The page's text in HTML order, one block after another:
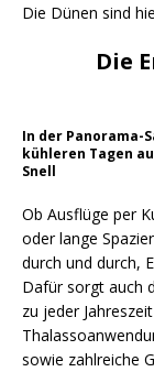
Die Dünen sind
Die
In der Panorama-
kühleren Tagen
Snell
Ob Ausflüge per
oder lange
durch und durch,
Dafür sorgt auch
zu jeder
sowie zahlreiche